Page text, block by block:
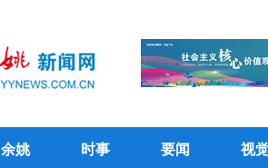
余姚 时事 要闻 视